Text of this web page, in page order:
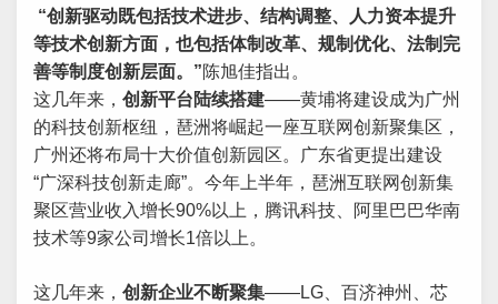
“创新驱动既包括技术进步、结构调整、人力资本提升
等技术创新方面，也包括体制改革、规制优化、法制完
善等制度创新层面。”陈旭佳指出。
这几年来， 创新平台陆续搭建——黄埔将建设成为广州
的科技创新枢纽，琶洲将崛起一座互联网创新聚集区，
广州还将布局十大价值创新园区。广东省更提出建设
“广深科技创新走廊”。今年上半年，琶洲互联网创新集
聚区营业收入增长90%以上，腾讯科技、阿里巴巴华南
技术等9家公司增长1倍以上。
这几年来， 创新企业不断聚集——LG、百济神州、芯